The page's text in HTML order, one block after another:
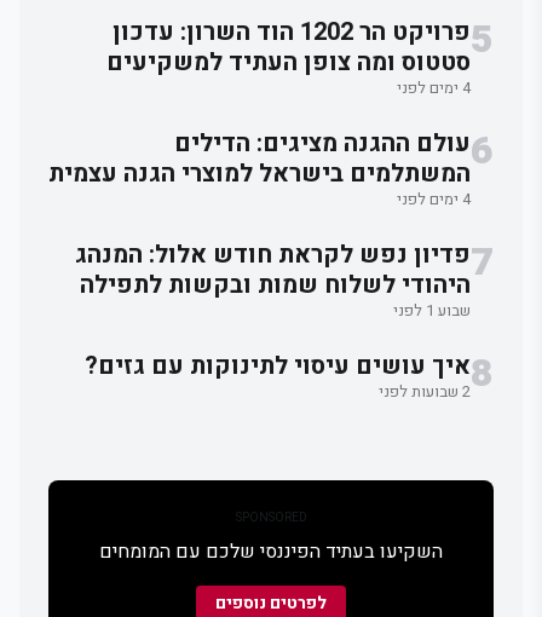
5
פרויקט הר 1202 הוד השרון: עדכון
סטטוס ומה צופן העתיד למשקיעים
4 ימים לפני
6עולם ההגנה מציגים: הדילים
המשתלמים בישראל למוצרי הגנה עצמית
4 ימים לפני
7פדיון נפש לקראת חודש אלול: המנהג
היהודי לשלוח שמות ובקשות לתפילה
וברכה
שבוע 1 לפני
8איך עושים עיסוי לתינוקות עם גזים?
2 שבועות לפני
SPONSORED
השקיעו בעתיד הפיננסי שלכם עם המומחים
לפרטים נוספים